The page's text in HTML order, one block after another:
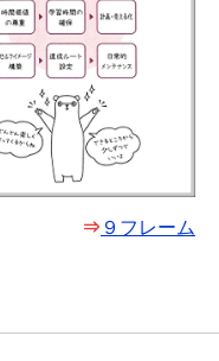
⇒ ９フレーム